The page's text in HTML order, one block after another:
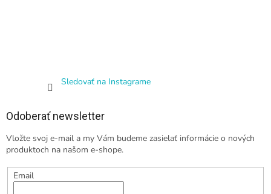
Sledovať na Instagrame
Odoberať newsletter
Vložte svoj e-mail a my Vám budeme zasielať informácie o nových
produktoch na našom e-shope.
Email